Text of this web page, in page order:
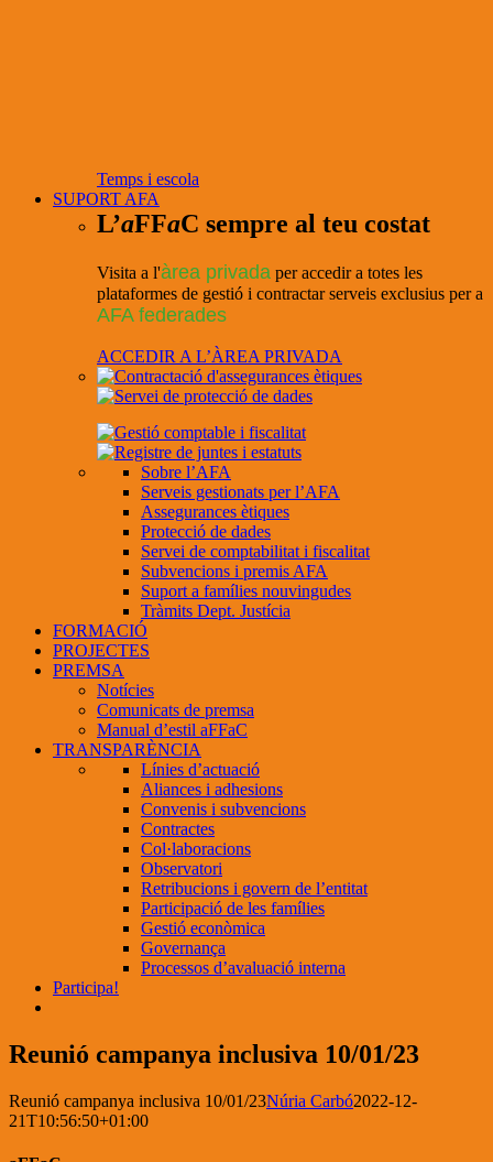
Temps i escola
SUPORT AFA
L’aFFaC sempre al teu costat
Visita a l'àrea privada per accedir a totes les
plataformes de gestió i contractar serveis exclusius per a
AFA federades
ACCEDIR A L’ÀREA PRIVADA
Sobre l’AFA
Serveis gestionats per l’AFA
Assegurances ètiques
Protecció de dades
Servei de comptabilitat i fiscalitat
Subvencions i premis AFA
Suport a famílies nouvingudes
Tràmits Dept. Justícia
FORMACIÓ
PROJECTES
PREMSA
Notícies
Comunicats de premsa
Manual d’estil aFFaC
TRANSPARÈNCIA
Línies d’actuació
Aliances i adhesions
Convenis i subvencions
Contractes
Col·laboracions
Observatori
Retribucions i govern de l’entitat
Participació de les famílies
Gestió econòmica
Governança
Processos d’avaluació interna
Participa!
Reunió campanya inclusiva 10/01/23
Reunió campanya inclusiva 10/01/23Núria Carbó2022-12-
21T10:56:50+01:00